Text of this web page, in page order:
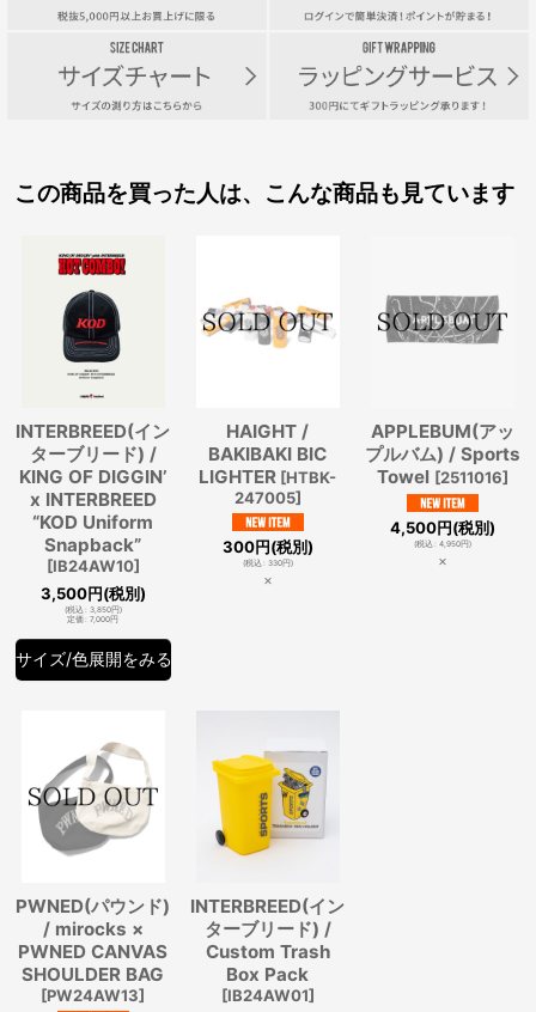
この商品を買った人は、こんな商品も見ています
INTERBREED(イン
ターブリード) /
KING OF DIGGIN’
x INTERBREED
“KOD Uniform
Snapback”
[IB24AW10]
3,500円(税別)
(税込: 3,850円)
定価 : 7,000円
サイズ/色展開をみる
HAIGHT /
BAKIBAKI BIC
LIGHTER [HTBK-
247005]
300円(税別)
(税込: 330円)
×
APPLEBUM(アッ
プルバム) / Sports
Towel [2511016]
4,500円(税別)
(税込: 4,950円)
×
PWNED(パウンド)
/ mirocks ×
PWNED CANVAS
SHOULDER BAG
[PW24AW13]
INTERBREED(イン
ターブリード) /
Custom Trash
Box Pack
[IB24AW01]